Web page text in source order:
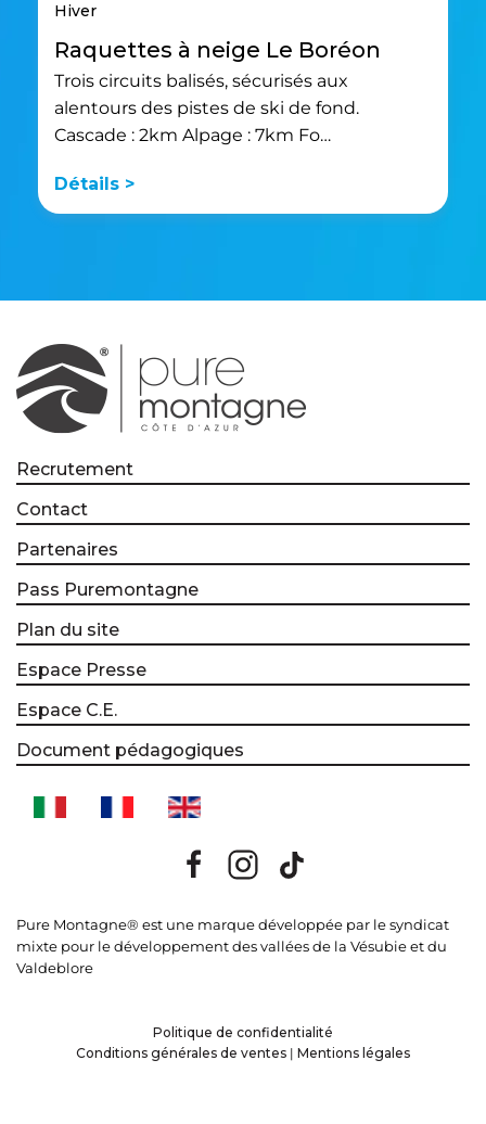
Hiver
Raquettes à neige Le Boréon
Trois circuits balisés, sécurisés aux
alentours des pistes de ski de fond.
Cascade : 2km Alpage : 7km Fo…
Détails >
Recrutement
Contact
Partenaires
Pass Puremontagne
Plan du site
Espace Presse
Espace C.E.
Document pédagogiques
Pure Montagne® est une marque développée par le syndicat
mixte pour le développement des vallées de la Vésubie et du
Valdeblore
Politique de confidentialité
Conditions générales de ventes | Mentions légales